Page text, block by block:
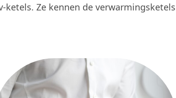
Ze kennen de verwarmingsketels